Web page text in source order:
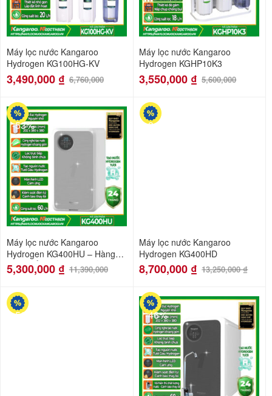
Máy lọc nước Kangaroo
Hydrogen KG100HG-KV
3,490,000 ₫ 6,760,000
Máy lọc nước Kangaroo
Hydrogen KGHP10K3
3,550,000 ₫ 5,600,000
-53%
Máy lọc nước Kangaroo
Hydrogen KG400HU – Hàng
xuất khẩu
5,300,000 ₫ 11,390,000
-34%
Máy lọc nước Kangaroo
Hydrogen KG400HD
8,700,000 ₫ 13,250,000₫
-56% -46%